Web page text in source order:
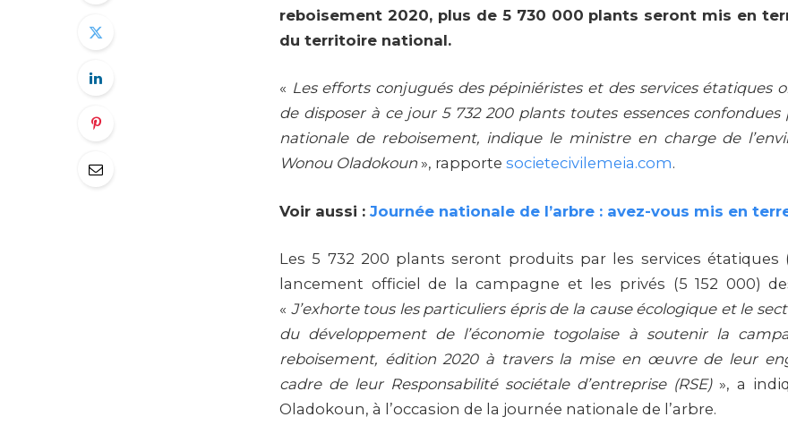
reboisement 2020, plus de 5 730 000 plants seront mis en
du territoire national.
« Les efforts conjugués des pépiniéristes et des services étatiques
de disposer à ce jour 5 732 200 plants toutes essences
nationale de reboisement, indique le ministre en charge de
Wonou Oladokoun », rapporte societecivilemeia.com.
Voir aussi : Journée nationale de l’arbre : avez-vous mis en
Les 5 732 200 plants seront produits par les services étatiques
lancement officiel de la campagne et les privés (5 152 000)
« J’exhorte tous les particuliers épris de la cause écologique et le
du développement de l’économie togolaise à soutenir la
reboisement, édition 2020 à travers la mise en œuvre de leur
cadre de leur Responsabilité sociétale d’entreprise (RSE)», a
Oladokoun, à l’occasion de la journée nationale de l’arbre.